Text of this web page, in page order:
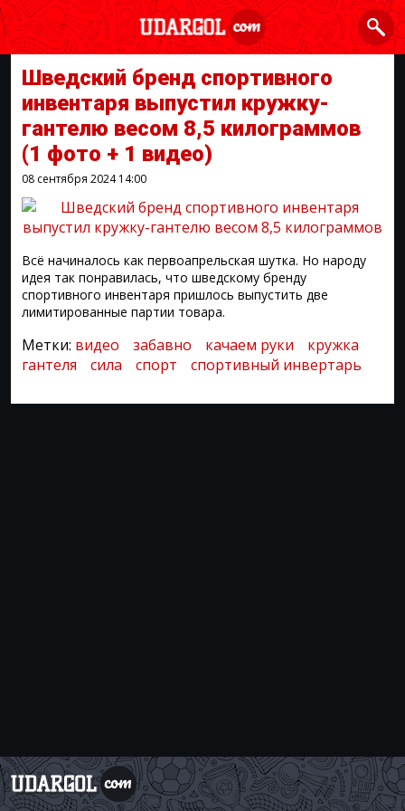
Шведский бренд спортивного
инвентаря выпустил кружку-
гантелю весом 8,5 килограммов
(1 фото + 1 видео)
08 сентября 202414:00
Всё начиналось как первоапрельская шутка. Но народу
идея так понравилась, что шведскому бренду
спортивного инвентаря пришлось выпустить две
лимитированные партии товара.
Метки: видео забавно качаем руки
кружка
гантеля
сила спорт спортивный инвертарь